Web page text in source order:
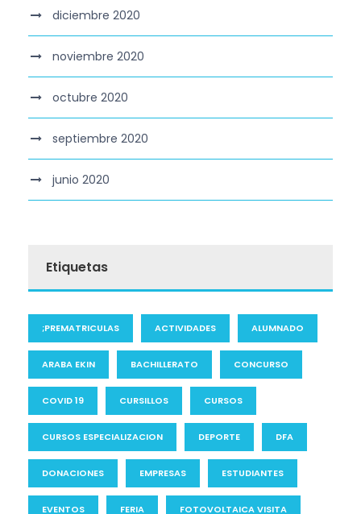
diciembre 2020
noviembre 2020
octubre 2020
septiembre 2020
junio 2020
Etiquetas
;PREMATRICULAS ACTIVIDADES ALUMNADO
ARABA EKIN BACHILLERATO CONCURSO
COVID 19 CURSILLOS CURSOS
CURSOS ESPECIALIZACION DEPORTE DFA
DONACIONES EMPRESAS ESTUDIANTES
EVENTOS FERIA FOTOVOLTAICA VISITA